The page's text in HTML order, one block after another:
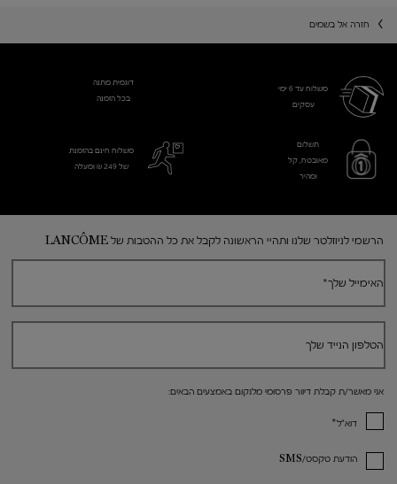
חזרה אל בשמים
משלוח עד 6 ימי
עסקים​
דוגמית מתנה
בכל הזמנה
תשלום
מאובטח, קל
ומהיר
משלוח חינם בהזמנת
של 249 ₪ ומעלה
הרשמי לניוזלטר שלנו ותהיי הראשונה לקבל את כל ההטבות של LANCÔME
האימייל שלך*
הטלפון הנייד שלך
אני מאשר/ת קבלת דיוור פרסומי מלנקום באמצעים הבאים:
דוא"ל*
הודעת טקסט/SMS